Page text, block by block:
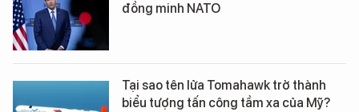
đồng minh NATO
Tại sao tên lửa Tomahawk trở thành
biểu tượng tấn công tầm xa của Mỹ?